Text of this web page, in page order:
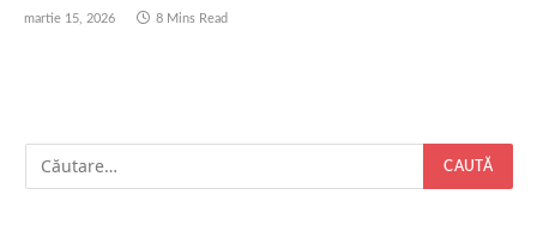
martie 15, 2026 8 Mins Read